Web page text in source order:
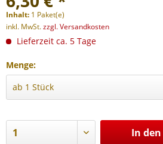
Inhalt: 1 Paket(e)
inkl. MwSt.zzgl. Versandkosten
Lieferzeit ca. 5 Tage
Menge:
In den